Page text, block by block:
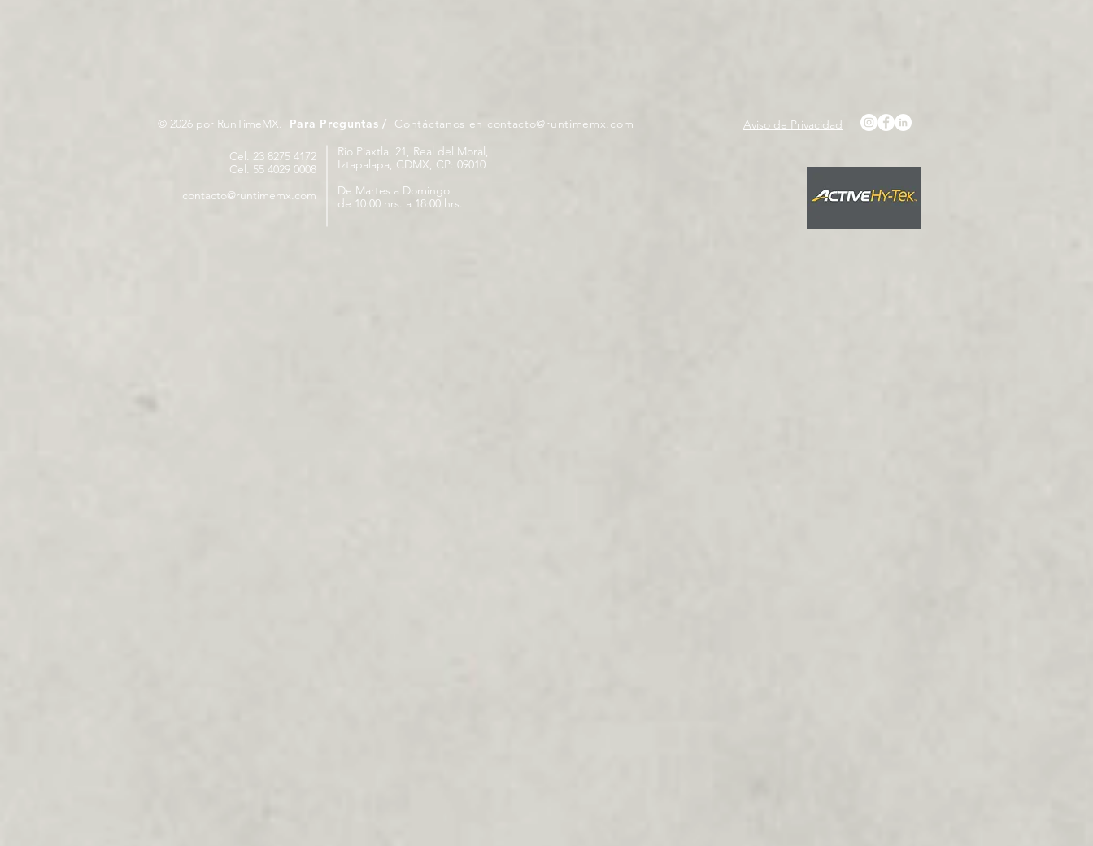
© 2026 por RunTimeMX. Para Preguntas / Contáctanos en contacto@runtimemx.com
Rio Piaxtla, 21, Real del Moral,
Iztapalapa, CDMX, CP: 09010
De Martes a Domingo
de 10:00 hrs. a 18:00 hrs.
Cel. 23 8275 4172
Cel. 55 4029 0008
contacto@runtimemx.com
Aviso de Privacidad